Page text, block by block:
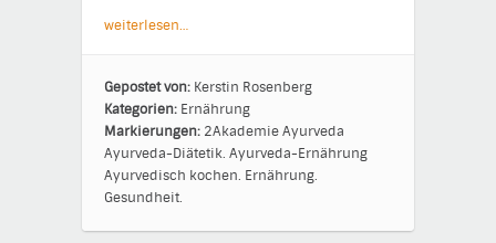
weiterlesen…
Gepostet von: Kerstin Rosenberg
Kategorien: Ernährung
Markierungen: 2AkademieAyurveda
Ayurveda-Diätetik. Ayurveda-Ernährung
Ayurvedisch kochen. Ernährung.
Gesundheit.